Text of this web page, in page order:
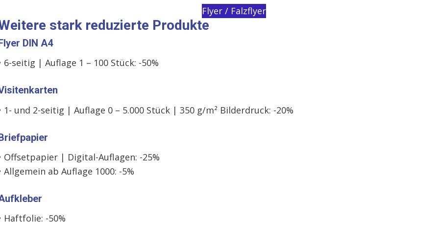
Flyer / Falzflyer
stark reduzierte Produkte
DIN A4
6-seitig | Auflage 1 – 100 Stück: -50%
1- und 2-seitig | Auflage 0 – 5.000 Stück | 350 g/m² Bilderdruck: -20%
Offsetpapier | Digital-Auflagen: -25%
Allgemein ab Auflage 1000: -5%
Haftfolie: -50%